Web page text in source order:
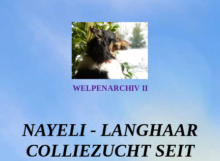
WELPENARCHIV II
NAYELI - LANGHAAR
COLLIEZUCHT SEIT